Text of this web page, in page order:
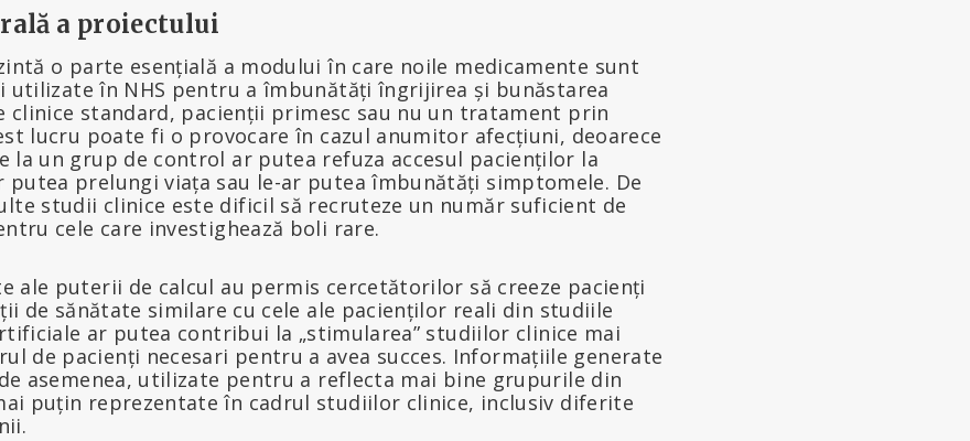
a proiectului
o parte esențială a modului în care noile medicamente sunt
utilizate în NHS pentru a îmbunătăți îngrijirea și bunăstarea
clinice standard, pacienții primesc sau nu un tratament prin
lucru poate fi o provocare în cazul anumitor afecțiuni, deoarece
la un grup de control ar putea refuza accesul pacienților la
putea prelungi viața sau le-ar putea îmbunătăți simptomele. De
studii clinice este dificil să recruteze un număr suficient de
cele care investighează boli rare.
ale puterii de calcul au permis cercetătorilor să creeze pacienți
de sănătate similare cu cele ale pacienților reali din studiile
ar putea contribui la „stimularea” studiilor clinice mai
de pacienți necesari pentru a avea succes. Informațiile generate
asemenea, utilizate pentru a reflecta mai bine grupurile din
puțin reprezentate în cadrul studiilor clinice, inclusiv diferite